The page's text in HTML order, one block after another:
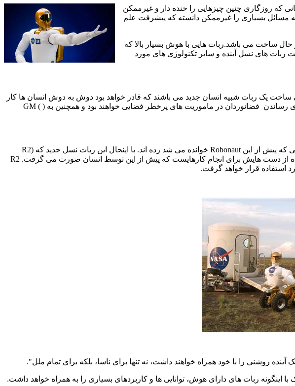
که روزگاری چنین چیزهایی را خنده دار و غیرممکن
مسائل بسیاری را غیرممکن دانسته که پیشرفت علم
ساخت می باشد.ربات هایی با هوش بسیار بالا که
های نسل آینده و سایر تکنولوژی های مورد
ساخت یک ربات شبیه انسان جدید می باشند که قادر خواهد بود دوش به دوش انسان ها کار
رساندن فضانوردان در ماموریت های پرخطر فضایی خواهند بود و همچنین به ( GM (
که پیش از این Robonaut خوانده می شد زده اند. با اینحال این ربات نسل جدید که (R2
از دست هایش برای انجام کارهایست که پیش از این توسط انسان صورت می گرفت. R2
استفاده قرار خواهد گرفت.
روشنی را با خود همراه خواهند داشت، نه تنها برای ناسا، بلکه برای تمام ملل".
با اینگونه ربات های دارای هوش، توانایی ها و کاربردهای بسیاری را به همراه خواهد داشت.